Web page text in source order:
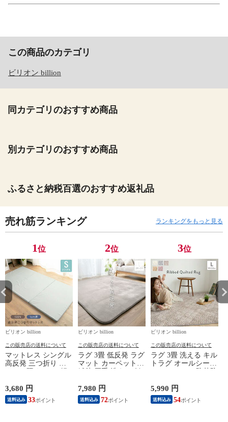
この商品のカテゴリ
ビリオン billion
同カテゴリのおすすめ商品
別カテゴリのおすすめ商品
ふるさと納税百選のおすすめ返礼品
売れ筋ランキング ランキングをもっと見る
1位
ビリオン billion
この販売店の送料について
マットレス シングル
高反発 三つ折り 厚
ー】
3,680 円
送料込み 33
2位
ビリオン billion
この販売店の送料について
ラグ 3畳 低反発 ラグ
マット カーペット
抗菌防臭 防ダニ
【グレージュ】
7,980 円
送料込み 72
3位
ビリオン billion
この販売店の送料について
ラグ 3畳 洗える キル
トラグ オールシーズ
応 滑り止め ホット
カーペット対応 リブ
調キルトラグ 【グレ
5,990 円
送料込み 54